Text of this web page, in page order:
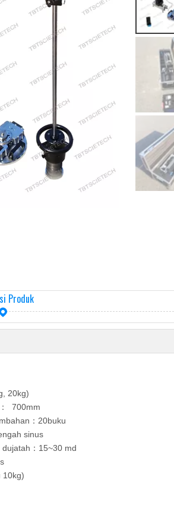
Produk
20kg)
： 700mm
：20buku
sinus
jatah ： 15~30 md
10kg)